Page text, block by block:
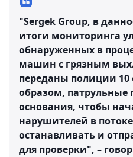
"Sergek Group, в
итоги мониторинга
обнаруженных в
машин с грязным
переданы полиции 10
образом, патрульные
основания, чтобы
нарушителей в
останавливать и
для проверки", –